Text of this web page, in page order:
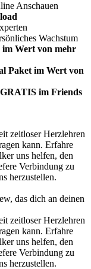
Anschauen
Wachstum
im Wert von mehr
Paket im Wert von
im Friends
zeitloser Herzlehren
kann. Erfahre
uns helfen, den
Verbindung zu
herzustellen.
das dich an deinen
zeitloser Herzlehren
kann. Erfahre
uns helfen, den
Verbindung zu
herzustellen.